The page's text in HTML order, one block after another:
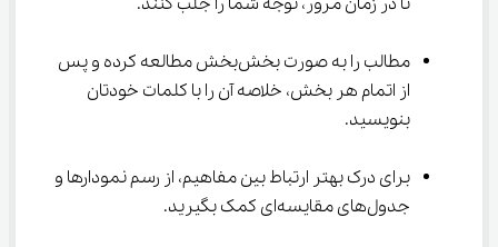
مطالب را به صورت بخش‌بخش مطالعه کرده و پس
از اتمام هر بخش، خلاصه آن را با کلمات خودتان
بنویسید.
برای درک بهتر ارتباط بین مفاهیم، از رسم نمودارها و
جدول‌های مقایسه‌ای کمک بگیرید.